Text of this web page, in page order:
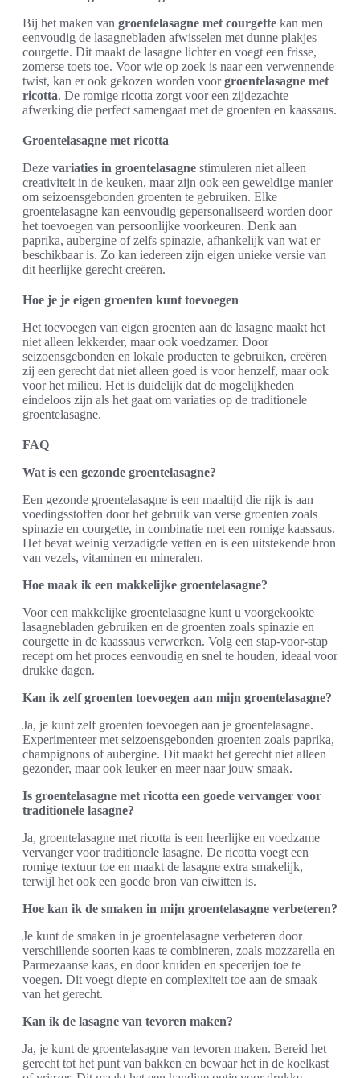
Bij het maken van groentelasagne met courgette kan men
eenvoudig de lasagnebladen afwisselen met dunne plakjes
courgette. Dit maakt de lasagne lichter en voegt een frisse,
zomerse toets toe. Voor wie op zoek is naar een verwennende
twist, kan er ook gekozen worden voorgroentelasagne met
ricotta. De romige ricotta zorgt voor een zijdezachte
afwerking die perfect samengaat met de groenten en kaassaus.
Groentelasagne met ricotta
Deze variaties in groentelasagne stimuleren niet alleen
creativiteit in de keuken, maar zijn ook een geweldige manier
om seizoensgebonden groenten te gebruiken. Elke
groentelasagne kan eenvoudig gepersonaliseerd worden door
het toevoegen van persoonlijke voorkeuren. Denk aan
paprika, aubergine of zelfs spinazie, afhankelijk van wat er
beschikbaar is. Zo kan iedereen zijn eigen unieke versie van
dit heerlijke gerecht creëren.
Hoe je je eigen groenten kunt toevoegen
Het toevoegen van eigen groenten aan de lasagne maakt het
niet alleen lekkerder, maar ook voedzamer. Door
seizoensgebonden en lokale producten te gebruiken, creëren
zij een gerecht dat niet alleen goed is voor henzelf, maar ook
voor het milieu. Het is duidelijk dat de mogelijkheden
eindeloos zijn als het gaat om variaties op de traditionele
groentelasagne.
FAQ
Wat is een gezonde groentelasagne?
Een gezonde groentelasagne is een maaltijd die rijk is aan
voedingsstoffen door het gebruik van verse groenten zoals
spinazie en courgette, in combinatie met een romige kaassaus.
Het bevat weinig verzadigde vetten en is een uitstekende bron
van vezels, vitaminen en mineralen.
Hoe maak ik een makkelijke groentelasagne?
Voor een makkelijke groentelasagne kunt u voorgekookte
lasagnebladen gebruiken en de groenten zoals spinazie en
courgette in de kaassaus verwerken. Volg een stap-voor-stap
recept om het proces eenvoudig en snel te houden, ideaal voor
drukke dagen.
Kan ik zelf groenten toevoegen aan mijn groentelasagne?
Ja, je kunt zelf groenten toevoegen aan je groentelasagne.
Experimenteer met seizoensgebonden groenten zoals paprika,
champignons of aubergine. Dit maakt het gerecht niet alleen
gezonder, maar ook leuker en meer naar jouw smaak.
Is groentelasagne met ricotta een goede vervanger voor
traditionele lasagne?
Ja, groentelasagne met ricotta is een heerlijke en voedzame
vervanger voor traditionele lasagne. De ricotta voegt een
romige textuur toe en maakt de lasagne extra smakelijk,
terwijl het ook een goede bron van eiwitten is.
Hoe kan ik de smaken in mijn groentelasagne verbeteren?
Je kunt de smaken in je groentelasagne verbeteren door
verschillende soorten kaas te combineren, zoals mozzarella en
Parmezaanse kaas, en door kruiden en specerijen toe te
voegen. Dit voegt diepte en complexiteit toe aan de smaak
van het gerecht.
Kan ik de lasagne van tevoren maken?
Ja, je kunt de groentelasagne van tevoren maken. Bereid het
gerecht tot het punt van bakken en bewaar het in de koelkast